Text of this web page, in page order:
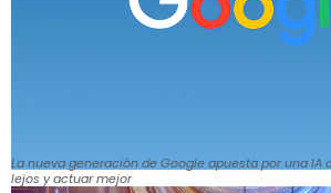
La nueva generación de Google apuesta por una IA
lejos y actuar mejor